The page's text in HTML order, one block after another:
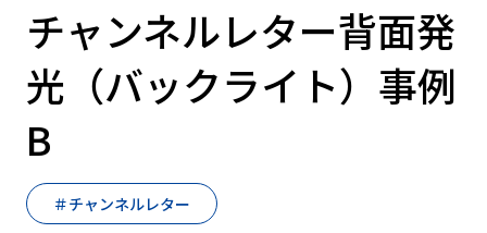
チャンネルレター背面発
光（バックライト）事例
B
＃チャンネルレター